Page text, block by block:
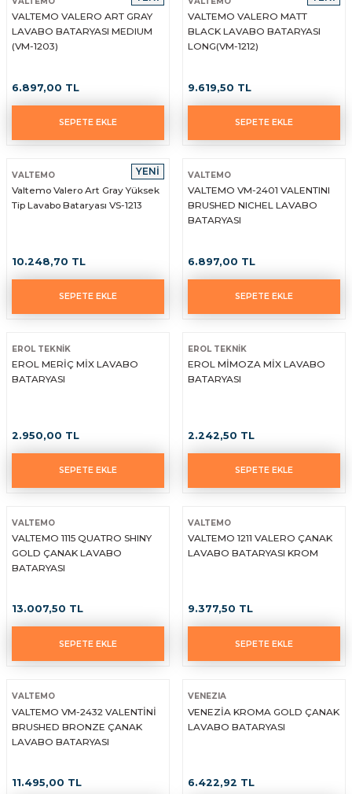
/ Vernikler
Banyo Ürünleri
Aksesuar
VALTEMO VALERO ART GRAY
LAVABO BATARYASI MEDIUM
(VM-1203)
6.897,00 TL
SEPETE EKLE
VALTEMO VALERO MATT
BLACK LAVABO BATARYASI
LONG(VM-1212)
9.619,50 TL
SEPETE EKLE
YENİ
VALTEMO
Valtemo Valero Art Gray Yüksek
Tip Lavabo Bataryası VS-1213
10.248,70 TL
SEPETE EKLE
VALTEMO
VALTEMO VM-2401 VALENTINI
BRUSHED NICHEL LAVABO
BATARYASI
6.897,00 TL
SEPETE EKLE
EROL TEKNİK
EROL MERİÇ MİX LAVABO
BATARYASI
2.950,00 TL
SEPETE EKLE
EROL TEKNİK
EROL MİMOZA MİX LAVABO
BATARYASI
2.242,50 TL
SEPETE EKLE
VALTEMO
VALTEMO 1115 QUATRO SHINY
GOLD ÇANAK LAVABO
BATARYASI
13.007,50 TL
SEPETE EKLE
VALTEMO
VALTEMO 1211 VALERO ÇANAK
LAVABO BATARYASI KROM
9.377,50 TL
SEPETE EKLE
VALTEMO
VALTEMO VM-2432 VALENTİNİ
BRUSHED BRONZE ÇANAK
LAVABO BATARYASI
11.495,00 TL
VENEZIA
VENEZİA KROMA GOLD ÇANAK
LAVABO BATARYASI
6.422,92 TL